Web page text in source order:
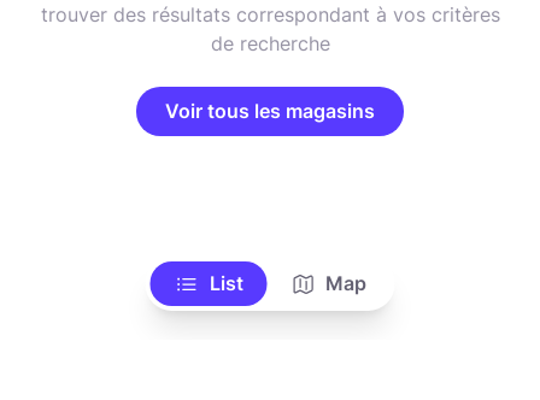
trouver des résultats correspondant à vos critères
de recherche
Voir tous les magasins
List Map